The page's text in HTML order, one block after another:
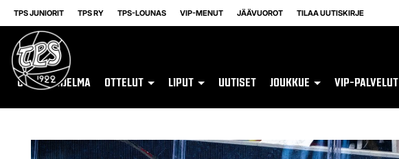
TPS JUNIORIT TPS RY TPS-LOUNAS VIP-MENUT JÄÄVUOROT TILAA UUTISKIRJE
OTTELUOHJELMA
OTTELUT LIPUT UUTISET JOUKKUE VIP-PALVELUT